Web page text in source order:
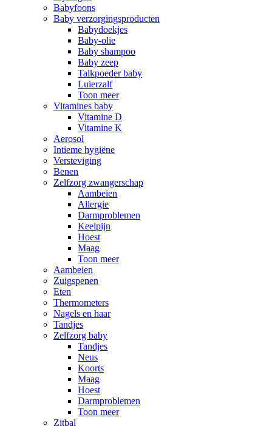
Babyfoons
Baby verzorgingsproducten
Babydoekjes
Baby-olie
Baby shampoo
Baby zeep
Talkpoeder baby
Luierzalf
Toon meer
Vitamines baby
Vitamine D
Vitamine K
Aerosol
Intieme hygiëne
Versteviging
Benen
Zelfzorg zwangerschap
Aambeien
Allergie
Darmproblemen
Keelpijn
Hoest
Maag
Toon meer
Aambeien
Zuigspenen
Eten
Thermometers
Nagels en haar
Tandjes
Zelfzorg baby
Tandjes
Neus
Koorts
Maag
Hoest
Darmproblemen
Toon meer
Zitbal